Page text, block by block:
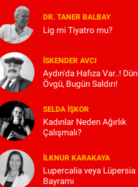
DR. TANER BALBAY
Lig mi Tiyatro mu?
İSKENDER AVCI
Aydın'da Hafıza Var..! Dün
Övgü, Bugün Saldırı!
SELDA İŞKOR
Kadınlar Neden Ağırlık
Çalışmalı?
İLKNUR KARAKAYA
Lupercalia veya Lüpersia
Bayramı